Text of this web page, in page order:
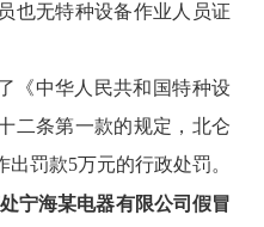
也无特种设备作业人员证
《中华人民共和国特种设
二条第一款的规定，北仑
罚款5万元的行政处罚。
宁海某电器有限公司假冒